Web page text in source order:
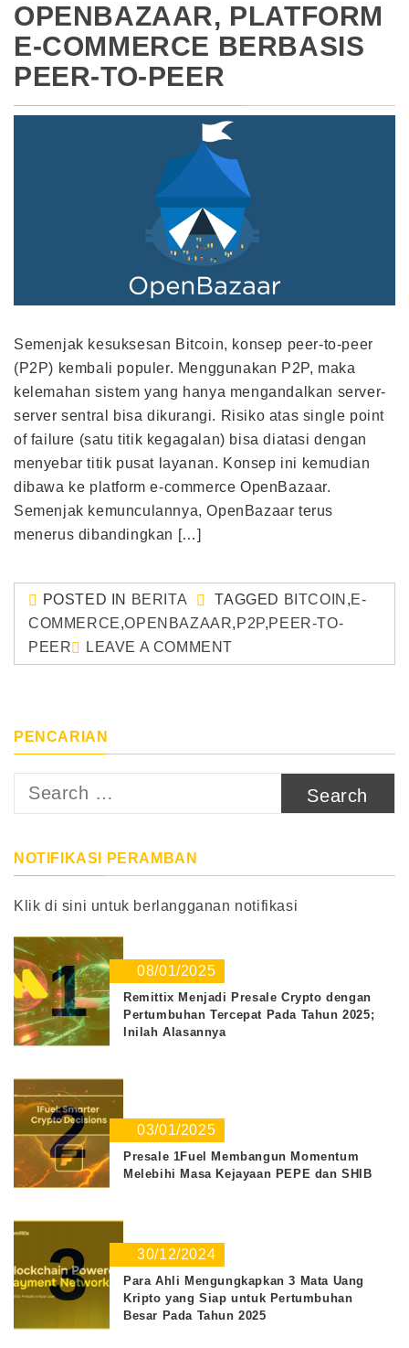
OPENBAZAAR, PLATFORM
E-COMMERCE BERBASIS
PEER-TO-PEER
Semenjak kesuksesan Bitcoin, konsep peer-to-peer
(P2P) kembali populer. Menggunakan P2P, maka
kelemahan sistem yang hanya mengandalkan server-
server sentral bisa dikurangi. Risiko atas single point
of failure (satu titik kegagalan) bisa diatasi dengan
menyebar titik pusat layanan. Konsep ini kemudian
dibawa ke platform e-commerce OpenBazaar.
Semenjak kemunculannya, OpenBazaar terus
menerus dibandingkan […]
POSTED IN BERITA TAGGED BITCOIN ,E-
COMMERCE,OPENBAZAAR, P2P,PEER-TO-
PEER
LEAVE A COMMENT
PENCARIAN
Search
NOTIFIKASI PERAMBAN
Klik di sini untuk berlangganan notifikasi
1 08/01/2025
Remittix Menjadi Presale Crypto dengan
Pertumbuhan Tercepat Pada Tahun 2025;
Inilah Alasannya
2 03/01/2025
Presale 1Fuel Membangun Momentum
Melebihi Masa Kejayaan PEPE dan SHIB
3 30/12/2024
Para Ahli Mengungkapkan 3 Mata Uang
Kripto yang Siap untuk Pertumbuhan
Besar Pada Tahun 2025